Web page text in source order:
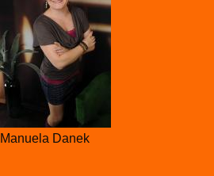
Manuela Danek